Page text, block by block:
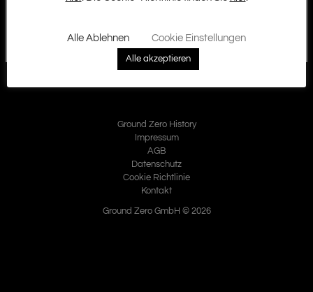
Ground Zero History
Impressum
AGB
Datenschutz
Cookie Richtlinie
Kontakt
Ground Zero GmbH © 2026
Alle Ablehnen Cookie Einstellungen
Alle akzeptieren